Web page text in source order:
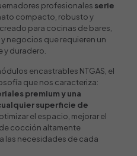
profesionales serie
compacto, robusto y
para cocinas de bares,
negocios que requieren un
duradero.
encastrables NTGAS, el
que nos caracteriza:
premium y una
superficie de
el espacio, mejorar el
cocción altamente
las necesidades de cada